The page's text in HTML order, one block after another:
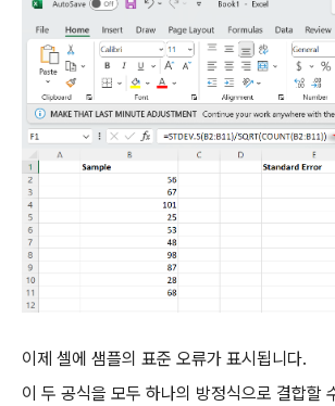
이제 셀에 샘플의 표준 오류가 표시됩니다.
이 두 공식을 모두 하나의 방정식으로 결합할